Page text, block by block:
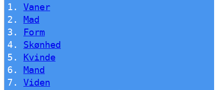
Vaner
Mad
Form
Skønhed
Kvinde
Mand
Viden